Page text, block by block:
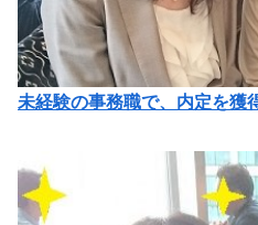
未経験の事務職で、内定を獲